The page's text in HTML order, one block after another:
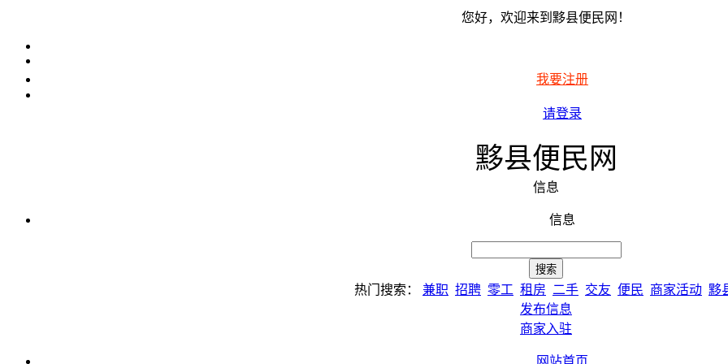
您好，欢迎来到黟县便民网！
我要注册
请登录
黟县便民网
信息
信息
热门搜索： 兼职 招聘 零工 租房 二手 交友 便民 商家活动 黟
发布信息
商家入驻
网站首页